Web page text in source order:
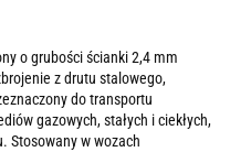
o grubości ścianki 2,4 mm
z drutu stalowego,
do transportu
gazowych, stałych i ciekłych,
Stosowany w wozach